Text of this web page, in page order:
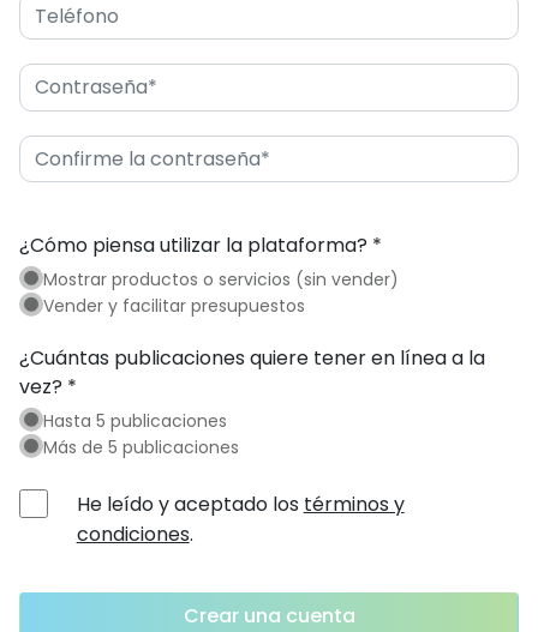
¿Cómo piensa utilizar la plataforma? *
Mostrar productos o servicios (sin vender)
Vender y facilitar presupuestos
¿Cuántas publicaciones quiere tener en línea a la
vez? *
Hasta 5 publicaciones
Más de 5 publicaciones
He leído y aceptado los términos y
condiciones.
Crear una cuenta